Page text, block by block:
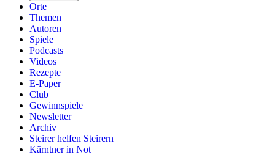
Orte
Themen
Autoren
Spiele
Podcasts
Videos
Rezepte
E-Paper
Club
Gewinnspiele
Newsletter
Archiv
Steirer helfen Steirern
Kärntner in Not